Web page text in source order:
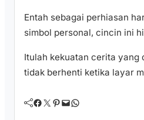
Entah sebagai perhiasan
simbol personal, cincin ini
Itulah kekuatan cerita yang
tidak berhenti ketika layar
Facebook Twitter Pinterest Mail WhatsApp